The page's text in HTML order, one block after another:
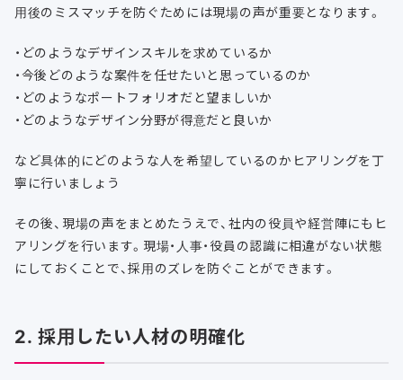
用後のミスマッチを防ぐためには現場の声が重要となります。
・どのようなデザインスキルを求めているか
・今後どのような案件を任せたいと思っているのか
・どのようなポートフォリオだと望ましいか
・どのようなデザイン分野が得意だと良いか
など具体的にどのような人を希望しているのかヒアリングを丁
寧に行いましょう
その後、現場の声をまとめたうえで、社内の役員や経営陣にもヒ
アリングを行います。現場・人事・役員の認識に相違がない状態
にしておくことで、採用のズレを防ぐことができます。
2. 採用したい人材の明確化